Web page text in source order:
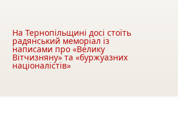
На Тернопільщині досі стоїть
радянський меморіал із
написами про «Велику
Вітчизняну» та «буржуазних
націоналістів»